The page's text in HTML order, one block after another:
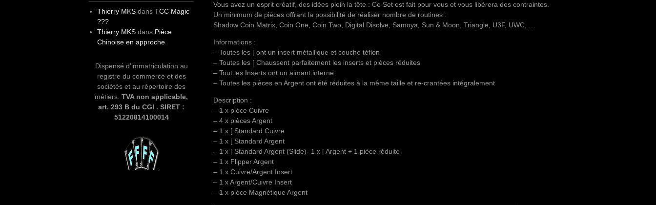
Vous avez un esprit créatif, des idées plein la tête : Ce Set est fait pour vous et vous libérera des contraintes.
Un minimum de pièces offrant la possibilité de réaliser nombre de routines :
Shadow Coin Matrix, Coin One, Coin Two, Digital Disolve, Samoya, Sun & Moon, Triangle, U3F, UWC, …
Informations :
– Toutes les [ ont un insert métallique et couche téflon
– Toutes les [ Chaussent parfaitement les inserts et pièces réduites
– Tout les Inserts ont un aimant interne
– Toutes les pièces en Argent ont été réduites à la même taille et re-crantées intégralement
Description :
– 1 x pièce Cuivre
– 4 x pièces Argent
– 1 x [ Standard Cuivre
– 1 x [ Standard Argent
– 1 x [ Standard Argent (Slide)- 1 x [ Argent + 1 pièce réduite
– 1 x Flipper Argent
– 1 x Cuivre/Argent Insert
– 1 x Argent/Cuivre Insert
– 1 x pièce Magnétique Argent
Thierry MKSdans TCC Magic
???
Thierry MKSdans Pièce
Chinoise en approche
Dispensé d’immatriculation au
registre du commerce et des
sociétés et au répertoire des
métiers. TVA non applicable,
art. 293 B du CGI . SIRET :
51220814100014